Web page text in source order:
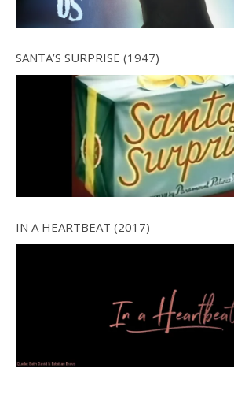
SANTA’S SURPRISE (1947)
IN A HEARTBEAT (2017)